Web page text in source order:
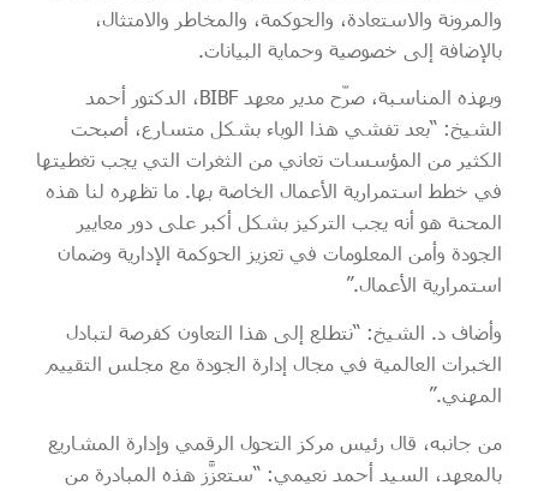
والمرونة والاستعادة، والحوكمة، والمخاطر والامتثال،
بالإضافة إلى خصوصية وحماية البيانات.
وبهذه المناسبة، صرّح مدير معهد BIBF، الدكتور أحمد
الشيخ: “بعد تفشي هذا الوباء بشكل متسارع، أصبحت
الكثير من المؤسسات تعاني من الثغرات التي يجب تغطيتها
في خطط استمرارية الأعمال الخاصة بها. ما تظهره لنا هذه
المحنة هو أنه يجب التركيز بشكل أكبر على دور معايير
الجودة وأمن المعلومات في تعزيز الحوكمة الإدارية وضمان
استمرارية الأعمال.”
وأضاف د. الشيخ: “نتطلع إلى هذا التعاون كفرصة لتبادل
الخبرات العالمية في مجال إدارة الجودة مع مجلس التقييم
المهني.”
من جانبه، قال رئيس مركز التحول الرقمي وإدارة المشاريع
بالمعهد، السيد أحمد نعيمي: “ستعزَّز هذه المبادرة من